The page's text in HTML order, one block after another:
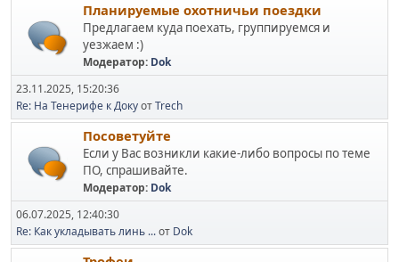
Планируемые охотничьи поездки
Предлагаем куда поехать, группируемся и
уезжаем :)
Модератор: Dok
23.11.2025, 15:20:36
Re: На Тенерифе к ДокуотTrech
Посоветуйте
Если у Вас возникли какие-либо вопросы по теме
ПО, спрашивайте.
Модератор: Dok
06.07.2025, 12:40:30
Re: Как укладывать линь ...от Dok